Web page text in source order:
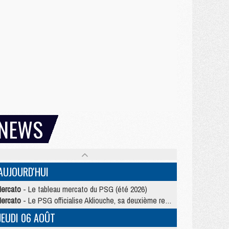
- Le tableau mercato du PSG (été 2026)
- Le PSG officialise Akliouche, sa deuxième recrue de l’été
06 AOÛT